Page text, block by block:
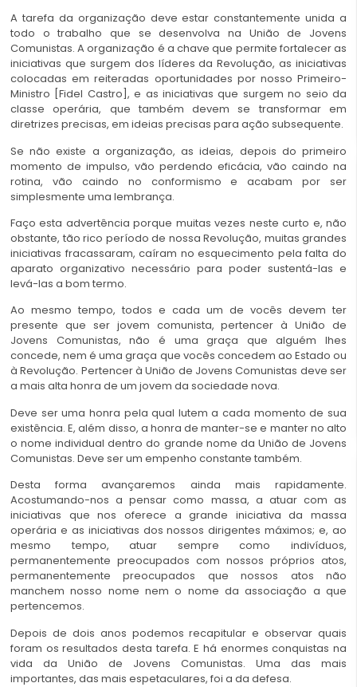
A tarefa da organização deve estar constantemente unida a
todo o trabalho que se desenvolva na União de Jovens
Comunistas. A organização é a chave que permite fortalecer as
iniciativas que surgem dos líderes da Revolução, as iniciativas
colocadas em reiteradas oportunidades por nosso Primeiro-
Ministro [Fidel Castro], e as iniciativas que surgem no seio da
classe operária, que também devem se transformar em
diretrizes precisas, em ideias precisas para ação subsequente.
Se não existe a organização, as ideias, depois do primeiro
momento de impulso, vão perdendo eficácia, vão caindo na
rotina, vão caindo no conformismo e acabam por ser
simplesmente uma lembrança.
Faço esta advertência porque muitas vezes neste curto e, não
obstante, tão rico período de nossa Revolução, muitas grandes
iniciativas fracassaram, caíram no esquecimento pela falta do
aparato organizativo necessário para poder sustentá-las e
levá-las a bom termo.
Ao mesmo tempo, todos e cada um de vocês devem ter
presente que ser jovem comunista, pertencer à União de
Jovens Comunistas, não é uma graça que alguém lhes
concede, nem é uma graça que vocês concedem ao Estado ou
à Revolução. Pertencer à União de Jovens Comunistas deve ser
a mais alta honra de um jovem da sociedade nova.
Deve ser uma honra pela qual lutem a cada momento de sua
existência. E, além disso, a honra de manter-se e manter no alto
o nome individual dentro do grande nome da União de Jovens
Comunistas. Deve ser um empenho constante também.
Desta forma avançaremos ainda mais rapidamente.
Acostumando-nos a pensar como massa, a atuar com as
iniciativas que nos oferece a grande iniciativa da massa
operária e as iniciativas dos nossos dirigentes máximos; e, ao
mesmo tempo, atuar sempre como indivíduos,
permanentemente preocupados com nossos próprios atos,
permanentemente preocupados que nossos atos não
manchem nosso nome nem o nome da associação a que
pertencemos.
Depois de dois anos podemos recapitular e observar quais
foram os resultados desta tarefa. E há enormes conquistas na
vida da União de Jovens Comunistas. Uma das mais
importantes, das mais espetaculares, foi a da defesa.